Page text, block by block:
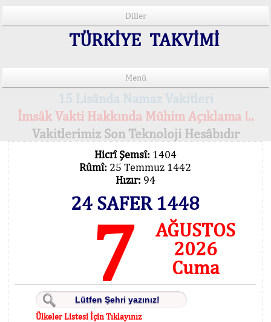
Diller
TÜRKİYE TAKVİMİ
Menü
15 Lisânda Namaz Vakitleri
İmsâk Vakti Hakkında Mühim Açıklama !..
Vakitlerimiz Son Teknoloji Hesâbıdır
Hicrî Şemsî: 1404
Rûmî: 25 Temmuz 1442
Hızır: 94
24 SAFER 1448
7
AĞUSTOS
2026
Cuma
Ülkeler Listesi İçin Tıklayınız